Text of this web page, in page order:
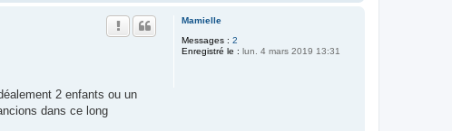
Mamielle
Messages : 2
Enregistré le : lun. 4 mars 2019 13:31
2 enfants ou un
dans ce long